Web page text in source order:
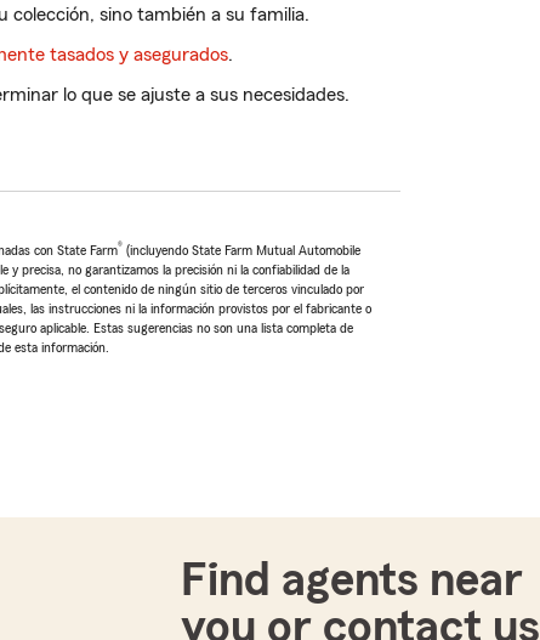
colección, sino también a su familia.
tasados y asegurados.
lo que se ajuste a sus necesidades.
con State Farm® (incluyendo State Farm Mutual Automobile
y precisa, no garantizamos la precisión ni la confiabilidad de la
el contenido de ningún sitio de terceros vinculado por
las instrucciones ni la información provistos por el fabricante o
aplicable. Estas sugerencias no son una lista completa de
esta información.
Find agents near
you or contact us